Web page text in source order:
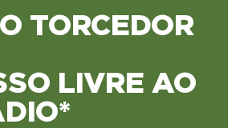
TORCEDOR
LIVRE AO